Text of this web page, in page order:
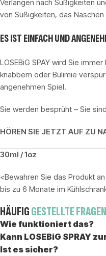
Verlangen nach Süßigkeiten
von Süßigkeiten, das
ES IST EINFACH UND
LOSEBiG SPAY wird Sie
knabbern oder Bulimie
angenehmen Spiel.
Sie werden besprüht – Sie
HÖREN SIE JETZT AUF ZU
30ml / 1oz
<Bewahren Sie das Produkt
bis zu 6 Monate im
HÄUFIGGESTELLTE FRAGEN
Wie funktioniert das?
Kann LOSEBiG SPRAY
Ist es sicher?